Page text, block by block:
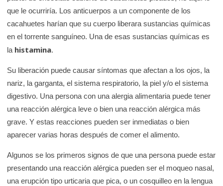
que le ocurriría. Los anticuerpos a un componente de los
cacahuetes harían que su cuerpo liberara sustancias químicas
en el torrente sanguíneo. Una de esas sustancias químicas es
la histamina.
Su liberación puede causar síntomas que afectan a los ojos, la
nariz, la garganta, el sistema respiratorio, la piel y/o el sistema
digestivo. Una persona con una alergia alimentaria puede tener
una reacción alérgica leve o bien una reacción alérgica más
grave. Y estas reacciones pueden ser inmediatas o bien
aparecer varias horas después de comer el alimento.
Algunos se los primeros signos de que una persona puede estar
presentando una reacción alérgica pueden ser el moqueo nasal,
una erupción tipo urticaria que pica, o un cosquilleo en la lengua